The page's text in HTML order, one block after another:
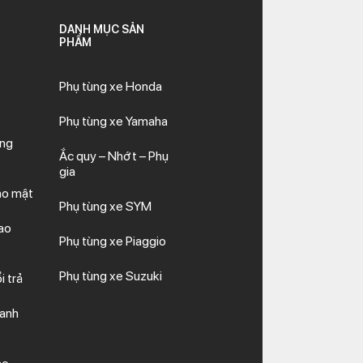
mật
trả
DANH MỤC SẢN
PHẨM
Phụ tùng xe Honda
Phụ tùng xe Yamaha
Ắc quy – Nhớt – Phụ
gia
Phụ tùng xe SYM
Phụ tùng xe Piaggio
Phụ tùng xe Suzuki